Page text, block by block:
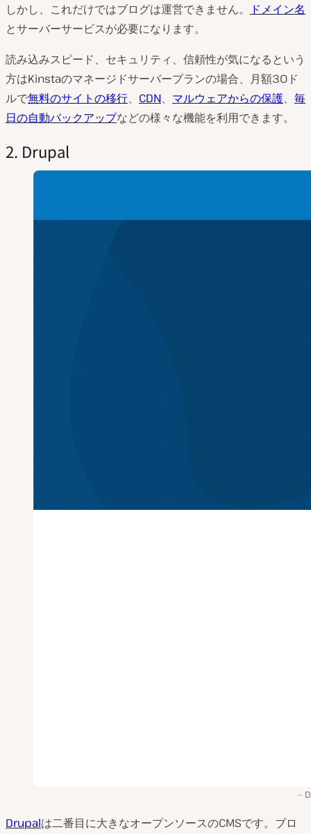
しかし、これだけではブログは運営できません。
ドメイン名
とサーバーサービスが必要になります。
読み込みスピード、セキュリティ、信頼性が気になるという
方はKinstaのマネージドサーバープランの場合、月額30ド
ルで無料のサイトの移行、 CDN、 マルウェアからの保護、 毎
日の自動バックアップなどの様々な機能を利用できます。
2. Drupal
Drupalは二番目に大きなオープンソースのCMSです。ブロ